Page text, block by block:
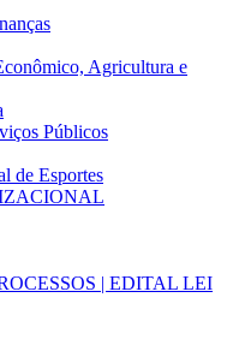
Agricultura e
Públicos
de Esportes
| EDITAL LEI